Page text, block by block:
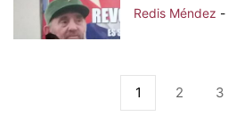
Redis Méndez -
1 2 3